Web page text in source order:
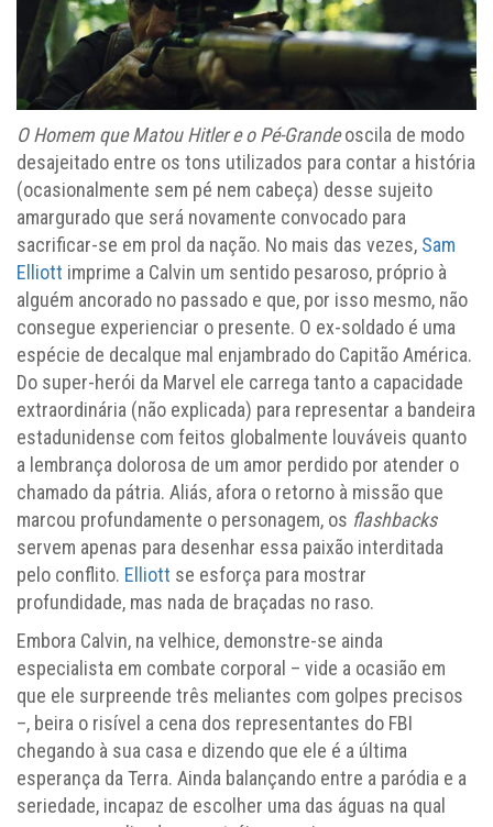
O Homem que Matou Hitler e o Pé-Grandeoscila de modo
desajeitado entre os tons utilizados para contar a história
(ocasionalmente sem pé nem cabeça) desse sujeito
amargurado que será novamente convocado para
sacrificar-se em prol da nação. No mais das vezes, Sam
Elliott imprime a Calvin um sentido pesaroso, próprio à
alguém ancorado no passado e que, por isso mesmo, não
consegue experienciar o presente. O ex-soldado é uma
espécie de decalque mal enjambrado do Capitão América.
Do super-herói da Marvel ele carrega tanto a capacidade
extraordinária (não explicada) para representar a bandeira
estadunidense com feitos globalmente louváveis quanto
a lembrança dolorosa de um amor perdido por atender o
chamado da pátria. Aliás, afora o retorno à missão que
marcou profundamente o personagem, os flashbacks
servem apenas para desenhar essa paixão interditada
pelo conflito. Elliott se esforça para mostrar
profundidade, mas nada de braçadas no raso.
Embora Calvin, na velhice, demonstre-se ainda
especialista em combate corporal – vide a ocasião em
que ele surpreende três meliantes com golpes precisos
–, beira o risível a cena dos representantes do FBI
chegando à sua casa e dizendo que ele é a última
esperança da Terra. Ainda balançando entre a paródia e a
seriedade, incapaz de escolher uma das águas na qual